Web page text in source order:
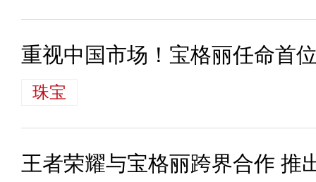
重视中国市场！宝格丽任命首
珠宝
王者荣耀与宝格丽跨界合作 推